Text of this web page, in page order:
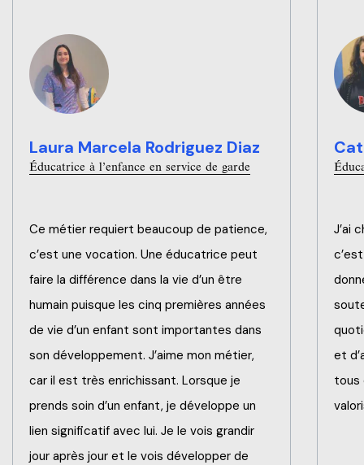
Laura Marcela Rodriguez Diaz
Éducatrice à l’enfance en service de garde
Ce métier requiert beaucoup de patience,
c’est une vocation. Une éducatrice peut
faire la différence dans la vie d’un être
humain puisque les cinq premières années
de vie d’un enfant sont importantes dans
son développement. J’aime mon métier,
car il est très enrichissant. Lorsque je
prends soin d’un enfant, je développe un
lien significatif avec lui. Je le vois grandir
jour après jour et le vois développer de
J’ai
et
tous